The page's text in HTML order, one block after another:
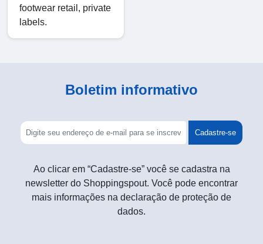
footwear retail, private
labels.
Boletim informativo
Cadastre-se
Ao clicar em “Cadastre-se” você se cadastra na
newsletter do Shoppingspout. Você pode encontrar
mais informações na declaração de proteção de
dados.